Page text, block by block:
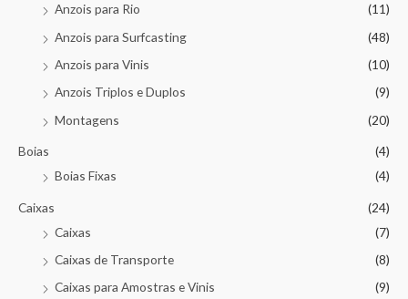
Anzois para Rio
(11)
Anzois para Surfcasting
(48)
Anzois para Vinis
(10)
Anzois Triplos e Duplos
(9)
Montagens
(20)
Boias
(4)
Boias Fixas
(4)
Caixas
(24)
Caixas
(7)
Caixas de Transporte
(8)
Caixas para Amostras e Vinis
(9)